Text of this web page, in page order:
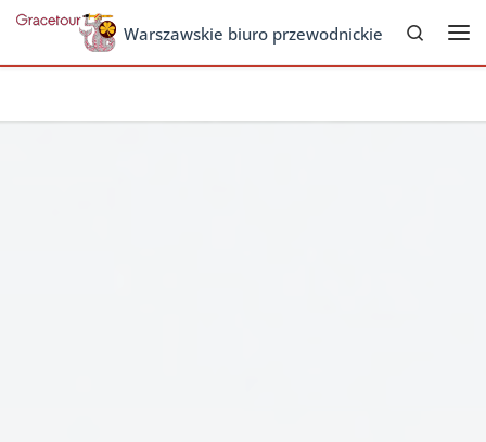
Skip to contentWarszawskie biuro przewodnickie
Search